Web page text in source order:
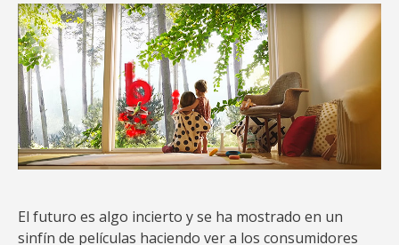
El futuro es algo incierto y se ha mostrado en un
sinfín de películas haciendo ver a los consumidores